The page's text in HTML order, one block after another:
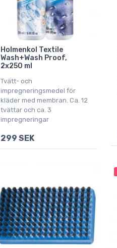
Holmenkol Textile
Wash+Wash Proof,
2x250 ml
Tvätt- och
impregneringsmedel för
kläder med membran. Ca. 12
tvättar och ca. 3
impregneringar
299 SEK